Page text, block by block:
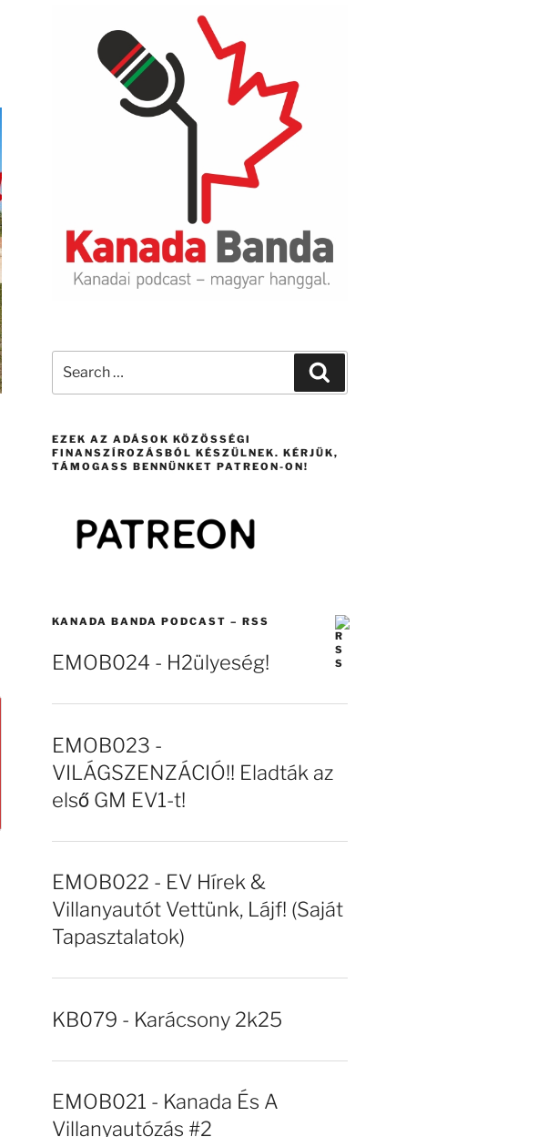
for:
EZEK AZ ADÁSOK KÖZÖSSÉGI
FINANSZÍROZÁSBÓL KÉSZÜLNEK. KÉRJÜK,
TÁMOGASS BENNÜNKET PATREON-ON!
KANADA BANDA PODCAST – RSS
EMOB024 - H2ülyeség!
EMOB023 -
VILÁGSZENZÁCIÓ!! Eladták az
első GM EV1-t!
EMOB022 - EV Hírek &
Villanyautót Vettünk, Lájf! (Saját
Tapasztalatok)
KB079 - Karácsony 2k25
EMOB021 - Kanada És A
Villanyautózás #2